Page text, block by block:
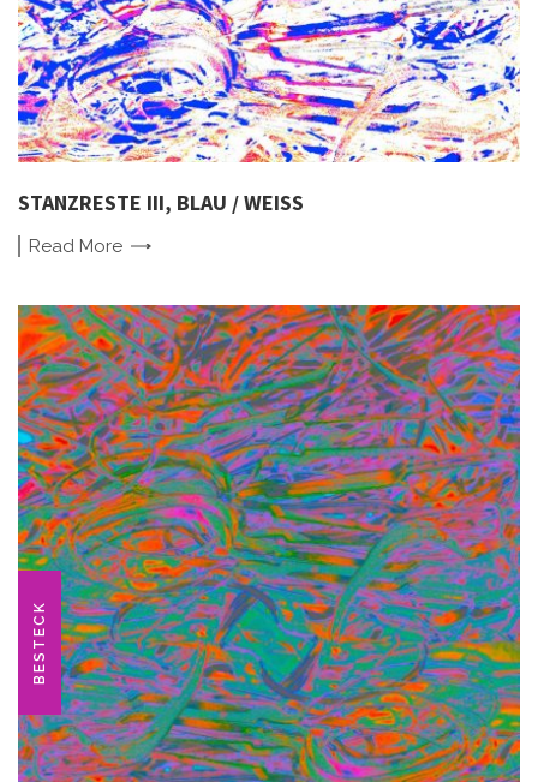
STANZRESTE III, BLAU / WEISS
Read More
BESTECK